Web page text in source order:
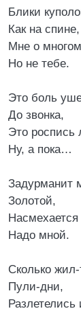
Блики
Как на спине,
Мне о многом
Но не тебе.
Это боль
До звонка,
Это роспись
Ну, а пока…
Задурманит
Золотой,
Надо мной.
Сколько
Пули-дни,